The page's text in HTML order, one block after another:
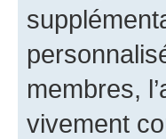
membres,
vivement